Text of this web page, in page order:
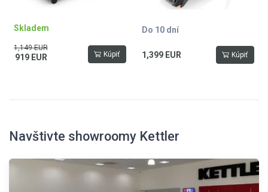
Skladem
1,149 EUR
919 EUR Kúpiť
START/STOP/PAUSE, paměť
pro 4 osoby, reproduktory,
ventilátor, sklopitelný, nosnost
Do 10 dní
1,399 EUR Kúpiť
Navštivte showroomy Kettler